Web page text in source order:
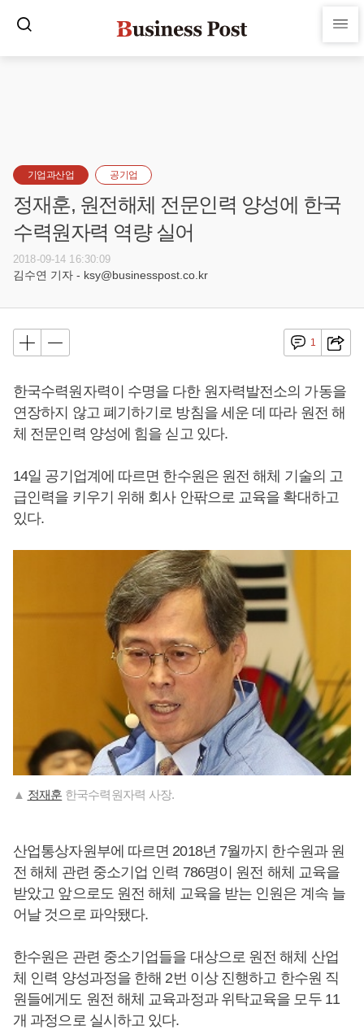
기업과산업 공기업
정재훈, 원전해체 전문인력 양성에 한국
수력원자력 역량 실어
2018-09-14 16:30:09
김수연 기자 - ksy@businesspost.co.kr
1
한국수력원자력이 수명을 다한 원자력발전소의 가동을
연장하지 않고 폐기하기로 방침을 세운 데 따라 원전 해
체 전문인력 양성에 힘을 싣고 있다.
14일 공기업계에 따르면 한수원은 원전 해체 기술의 고
급인력을 키우기 위해 회사 안팎으로 교육을 확대하고
있다.
▲ 정재훈 한국수력원자력 사장.
산업통상자원부에 따르면 2018년 7월까지 한수원과 원
전 해체 관련 중소기업 인력 786명이 원전 해체 교육을
받았고 앞으로도 원전 해체 교육을 받는 인원은 계속 늘
어날 것으로 파악됐다.
한수원은 관련 중소기업들을 대상으로 원전 해체 산업
체 인력 양성과정을 한해 2번 이상 진행하고 한수원 직
원들에게도 원전 해체 교육과정과 위탁교육을 모두 11
개 과정으로 실시하고 있다.